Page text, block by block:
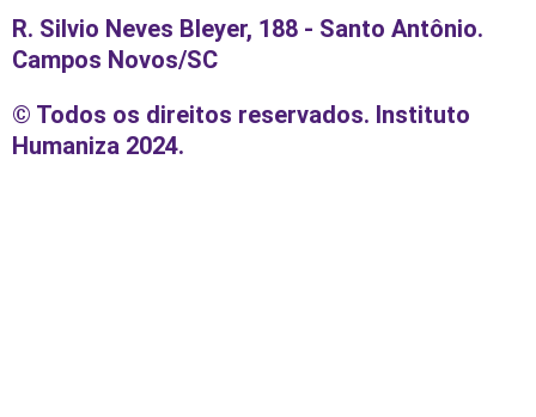
R. Silvio Neves Bleyer, 188 - Santo Antônio.
Campos Novos/SC
© Todos os direitos reservados. Instituto
Humaniza 2024.